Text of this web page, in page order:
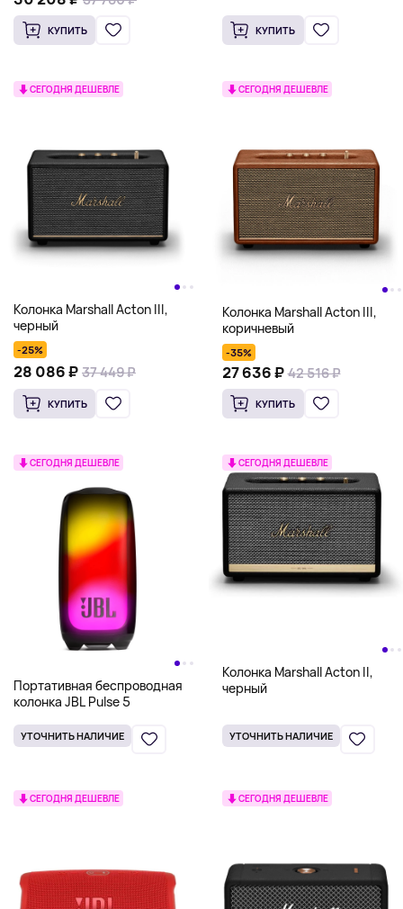
КУПИТЬ КУПИТЬ
СЕГОДНЯ ДЕШЕВЛЕ
Колонка Marshall Acton III,
черный
-25%
28 086 ₽ 37 449 ₽
КУПИТЬ
СЕГОДНЯ ДЕШЕВЛЕ
Колонка Marshall Acton III,
коричневый
-35%
27 636 ₽ 42 516 ₽
КУПИТЬ
СЕГОДНЯ ДЕШЕВЛЕ
Портативная беспроводная
колонка JBL Pulse 5
УТОЧНИТЬ НАЛИЧИЕ
СЕГОДНЯ ДЕШЕВЛЕ
Колонка Marshall Acton II,
черный
УТОЧНИТЬ НАЛИЧИЕ
СЕГОДНЯ ДЕШЕВЛЕ СЕГОДНЯ ДЕШЕВЛЕ